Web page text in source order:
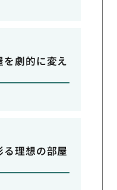
劇的に変え
る理想の部屋